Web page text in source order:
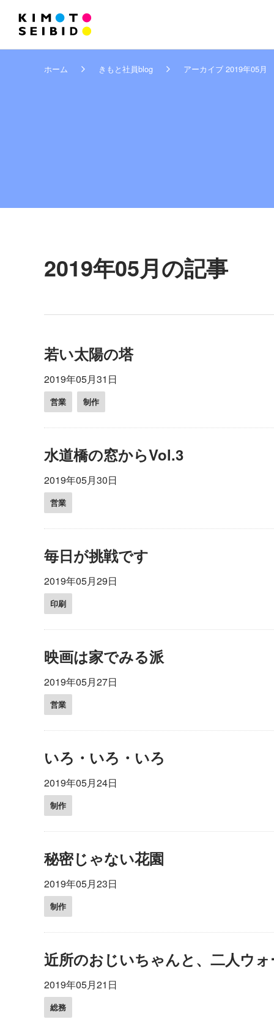
ホーム きもと社員blog アーカイブ 2019年05月
2019年05月の記事
若い太陽の塔
2019年05月31日
営業 制作
水道橋の窓からVol.3
2019年05月30日
営業
毎日が挑戦です
2019年05月29日
印刷
映画は家でみる派
2019年05月27日
営業
いろ・いろ・いろ
2019年05月24日
制作
秘密じゃない花園
2019年05月23日
制作
近所のおじいちゃんと、二人ウ
2019年05月21日
総務